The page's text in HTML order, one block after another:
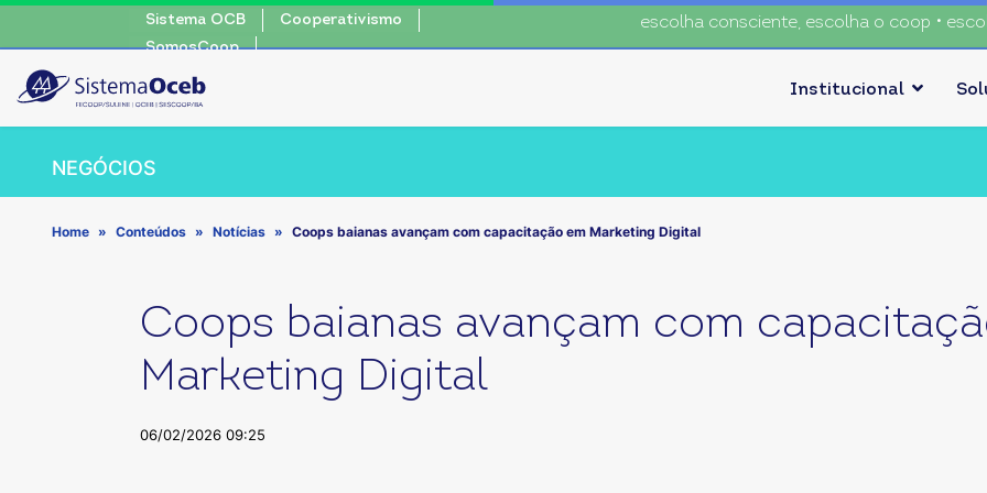
Sistema OCB
Cooperativismo
SomosCoop
escolha consciente, escolha o coop • escolha
Institucional
NEGÓCIOS
Home Conteúdos Notícias Coops baianas avançam com capacitação em Marketing Digital
Coops baianas avançam com
Marketing Digital
06/02/2026 09:25